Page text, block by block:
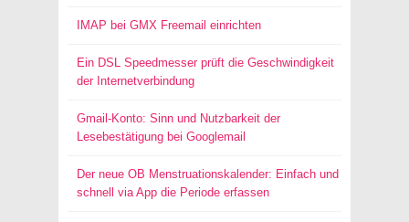
IMAP bei GMX Freemail einrichten
Ein DSL Speedmesser prüft die Geschwindigkeit
der Internetverbindung
Gmail-Konto: Sinn und Nutzbarkeit der
Lesebestätigung bei Googlemail
Der neue OB Menstruationskalender: Einfach und
schnell via App die Periode erfassen